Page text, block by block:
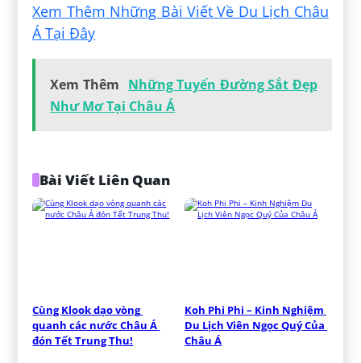
Xem Thêm Những Bài Viết Về Du Lịch Châu
Á Tại Đây
Xem Thêm Những Tuyến Đường Sắt Đẹp
Như Mơ Tại Châu Á
Bài Viết Liên Quan
Cùng Klook dạo vòng
quanh các nước Châu Á
đón Tết Trung Thu!
Koh Phi Phi – Kinh Nghiệm
Du Lịch Viên Ngọc Quý Của
Châu Á